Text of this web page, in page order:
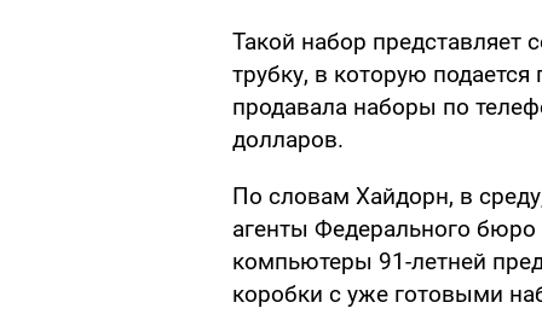
Такой набор представляет
трубку, в которую
продавала наборы по
долларов.
По словам Хайдорн, в
агенты Федерального
компьютеры 91-летней
коробки с уже готовыми